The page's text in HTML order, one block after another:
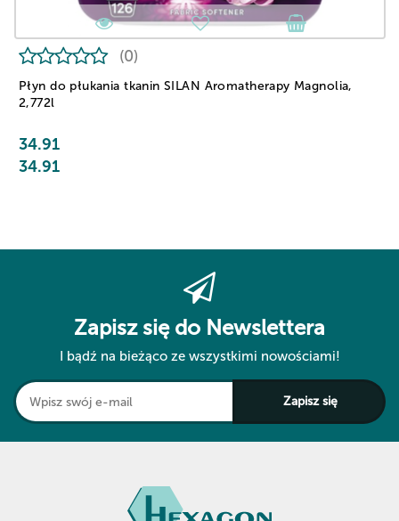
Płyn do płukania tkanin SILAN Aromatherapy Magnolia,
2,772l
(0)
34.91
34.91
Zapisz się do Newslettera
I bądź na bieżąco ze wszystkimi nowościami!